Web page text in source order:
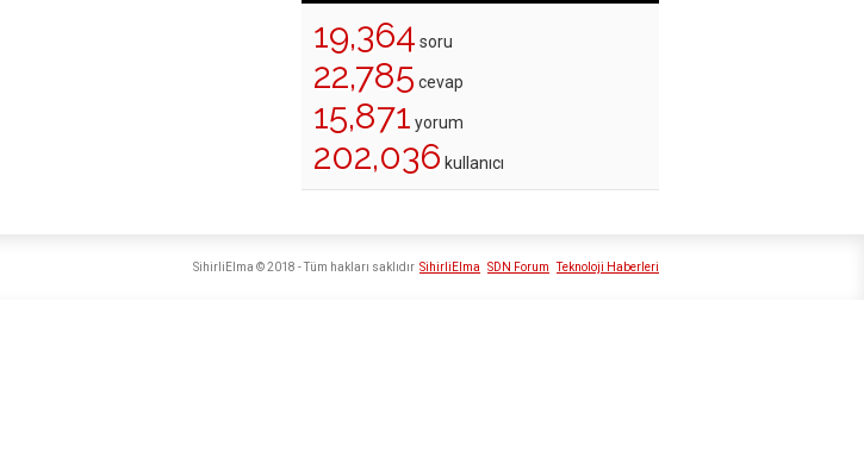
19,364 soru
22,785 cevap
15,871 yorum
202,036 kullanıcı
SihirliElma SDN Forum Teknoloji Haberleri
SihirliElma © 2018 - Tüm hakları saklıdır